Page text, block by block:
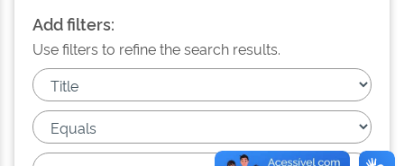
Add filters:
Use filters to refine the search results.